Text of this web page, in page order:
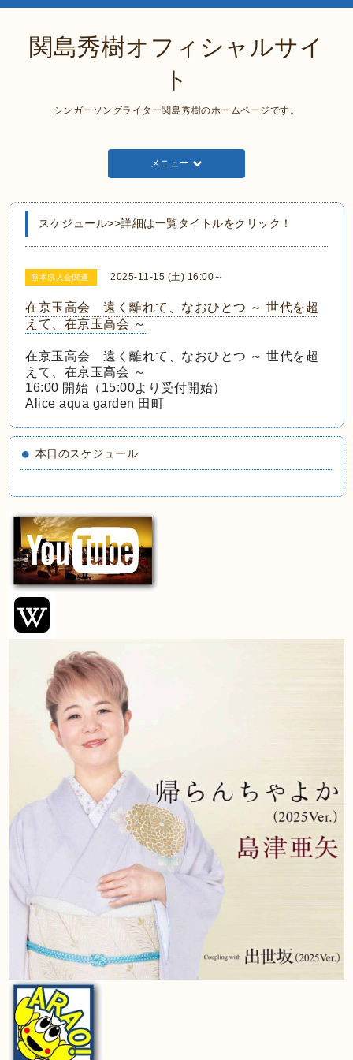
関島秀樹オフィシャルサイ
ト
シンガーソングライター関島秀樹のホームページです。
メニュー
スケジュール>>詳細は一覧タイトルをクリック！
熊本県人会関連 2025-11-15 (土) 16:00～
在京玉高会 遠く離れて、なおひとつ ～ 世代を超
えて、在京玉高会 ～
在京玉高会 遠く離れて、なおひとつ ～ 世代を超
えて、在京玉高会 ～
16:00 開始（15:00より受付開始）
Alice aqua garden 田町
本日のスケジュール